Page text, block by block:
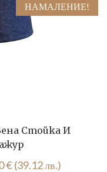
НАМАЛЕНИЕ!
Стойка И
€(39.12 лв.)